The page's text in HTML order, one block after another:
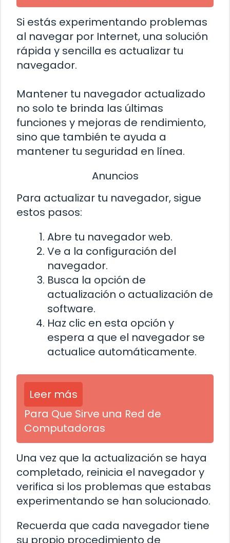
Si estás experimentando problemas
al navegar por Internet, una solución
rápida y sencilla es actualizar tu
navegador.
Mantener tu navegador actualizado
no solo te brinda las últimas
funciones y mejoras de rendimiento,
sino que también te ayuda a
mantener tu seguridad en línea.
Anuncios
Para actualizar tu navegador, sigue
estos pasos:
Abre tu navegador web.
Ve a la configuración del
navegador.
Busca la opción de
actualización o actualización de
software.
Haz clic en esta opción y
espera a que el navegador se
actualice automáticamente.
Leer más
Para Que Sirve una Red de
Computadoras
Una vez que la actualización se haya
completado, reinicia el navegador y
verifica si los problemas que estabas
experimentando se han solucionado.
Recuerda que cada navegador tiene
su propio procedimiento de